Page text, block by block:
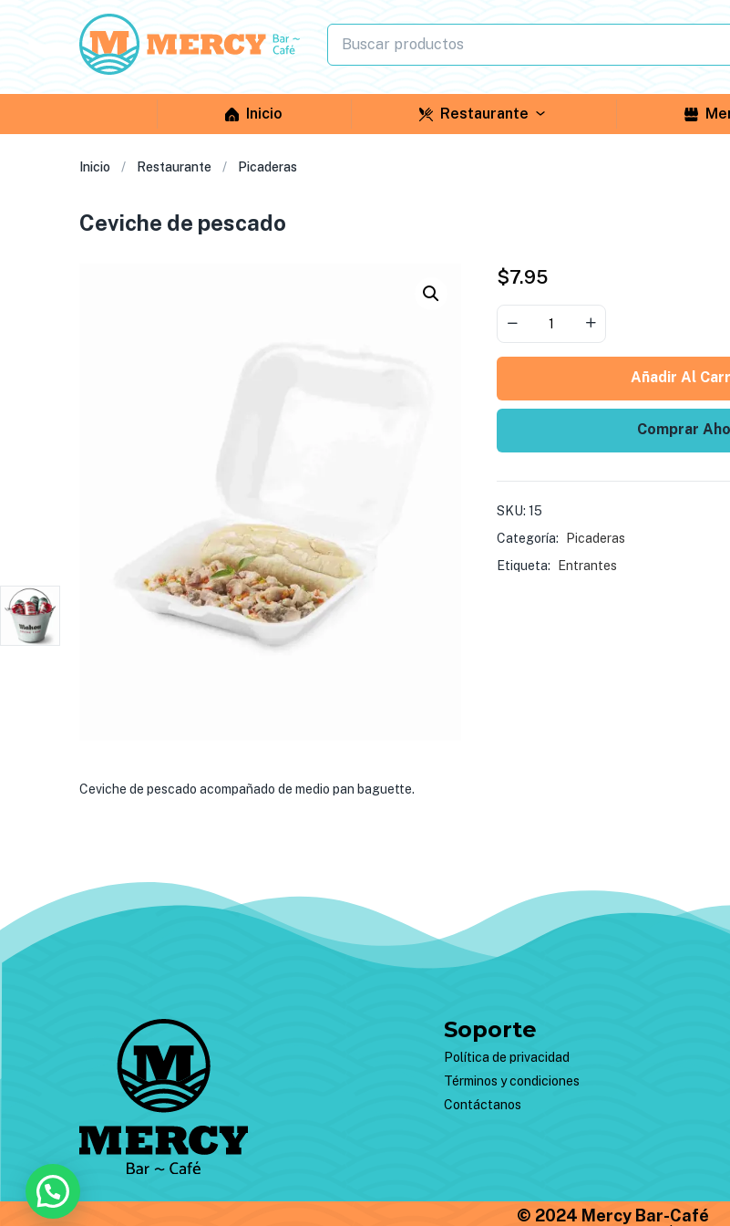
Inicio Restaurante
Inicio Restaurante Picaderas
Ceviche de pescado
$7.95
Añadir Al
Comprar
SKU: 15
Categoría:
Picaderas
Etiqueta:
Entrantes
Ceviche de pescado acompañado de medio pan baguette.
Soporte
Política de privacidad
Términos y condiciones
Contáctanos
© 2024 Mercy Bar-Café